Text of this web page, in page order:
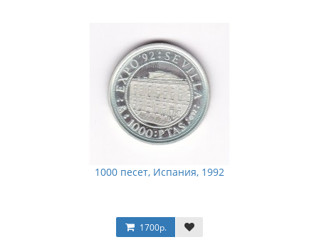
1000 песет, Испания, 1992
1700р.